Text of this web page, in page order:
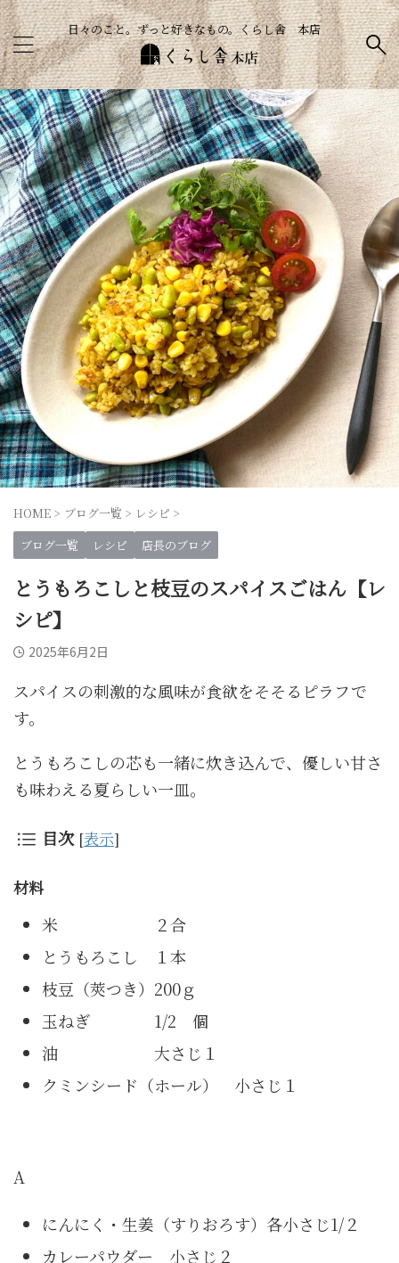
日々のこと。ずっと好きなもの。くらし舎 本店
HOME > ブログ一覧 > レシピ >
ブログ一覧
レシピ 店長のブログ
とうもろこしと枝豆のスパイスごはん【レ
シピ】
2025年6月2日
スパイスの刺激的な風味が食欲をそそるピラフで
す。
とうもろこしの芯も一緒に炊き込んで、優しい甘さ
も味わえる夏らしい一皿。
目次 [表示]
材料
米 ２合
とうもろこし １本
枝豆（莢つき）200ｇ
玉ねぎ 1/2 個
油 大さじ１
クミンシード（ホール） 小さじ１
A
にんにく・生姜（すりおろす）各小さじ1/２
カレーパウダー 小さじ２